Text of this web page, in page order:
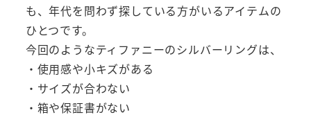
も、年代を問わず探している方がいるアイテムの
ひとつです。
今回のようなティファニーのシルバーリングは、
・使用感や小キズがある
・サイズが合わない
・箱や保証書がない